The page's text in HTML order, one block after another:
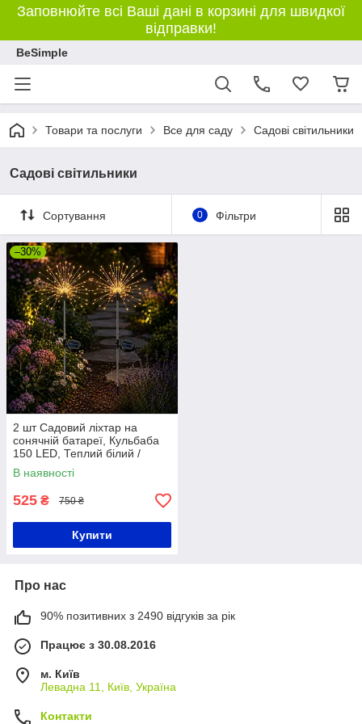
Заповнюйте всі Ваші дані в корзині для швидкої
відправки!
BeSimple
Товари та послуги Все для саду Садові світильники
Садові світильники
Сортування 0 Фільтри
–30%
2 шт Садовий ліхтар на
сонячній батареї, Кульбаба
150 LED, Теплий білий /
Декоративний вуличний
світильник
В наявності
525 ₴ 750 ₴
Купити
Про нас
90% позитивних з 2490 відгуків за рік
Працює з 30.08.2016
м. Київ
Левадна 11, Київ, Україна
Контакти